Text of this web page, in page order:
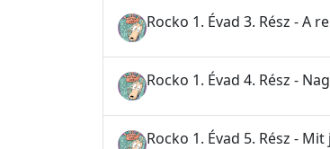
Rocko 1. Évad 3. Rész - A
Rocko 1. Évad 4. Rész -
Rocko 1. Évad 5. Rész -